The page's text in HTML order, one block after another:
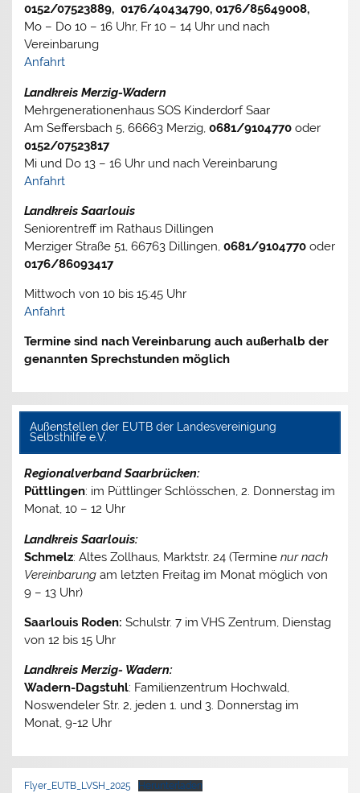
0152/07523889, 0176/40434790, 0176/85649008,
Mo – Do 10 – 16 Uhr, Fr 10 – 14 Uhr und nach
Vereinbarung
Anfahrt
Landkreis Merzig-Wadern
Mehrgenerationenhaus SOS Kinderdorf Saar
Am Seffersbach 5, 66663 Merzig,0681/9104770 oder
0152/07523817
Mi und Do 13 – 16 Uhr und nach Vereinbarung
Anfahrt
Landkreis Saarlouis
Seniorentreff im Rathaus Dillingen
Merziger Straße 51, 66763 Dillingen,0681/9104770oder
0176/86093417
Mittwoch von 10 bis 15:45 Uhr
Anfahrt
Termine sind nach Vereinbarung auch außerhalb der
genannten Sprechstunden möglich
Außenstellen der EUTB der Landesvereinigung
Selbsthilfe e.V.
Regionalverband Saarbrücken:
Püttlingen: im Püttlinger Schlösschen, 2. Donnerstag im
Monat, 10 – 12 Uhr
Landkreis Saarlouis:
Schmelz: Altes Zollhaus, Marktstr. 24 (Terminenur nach
Vereinbarungam letzten Freitag im Monat möglich von
9 – 13 Uhr)
Saarlouis Roden:Schulstr. 7 im VHS Zentrum, Dienstag
von 12 bis 15 Uhr
Landkreis Merzig- Wadern:
Wadern-Dagstuhl: Familienzentrum Hochwald,
Noswendeler Str. 2, jeden 1. und 3. Donnerstag im
Monat, 9-12 Uhr
Flyer_EUTB_LVSH_2025 Herunterladen